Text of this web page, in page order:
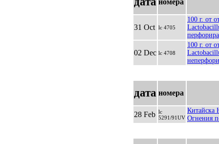
номера
31 Oct lc 4705
100 г. от
02 Dec lc 4708
100 г. от
дата номера
28 Feb lc
5291/91UV
Китайска
Огнения